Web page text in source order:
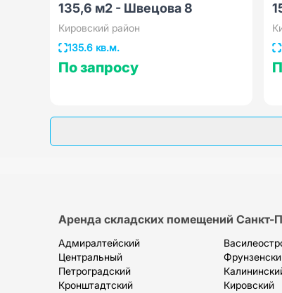
135,6 м2 - Швецова 8
Кировский район
135.6 кв.м.
По запросу
Аренда складских помещений Санкт-
Адмиралтейский
Центральный
Петроградский
Кронштадтский
Кировский